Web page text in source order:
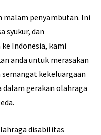
malam penyambutan. Ini
syukur, dan
Indonesia, kami
anda untuk merasakan
kekeluargaan
gerakan olahraga
disabilitas